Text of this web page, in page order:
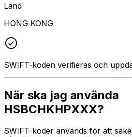
Land
HONG KONG
SWIFT-koden verifieras och
När ska jag använda
HSBCHKHPXXX?
SWIFT-koder används för att